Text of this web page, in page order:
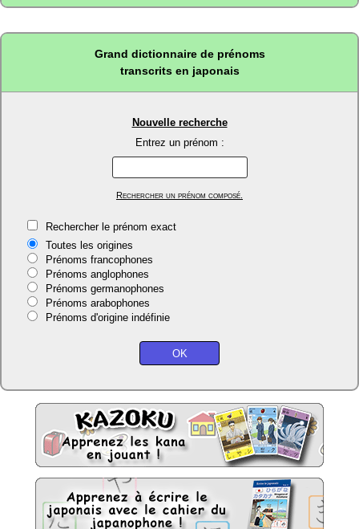
Grand dictionnaire de prénoms
transcrits en japonais
Nouvelle recherche
Entrez un prénom :
Rechercher un prénom composé.
Rechercher le prénom exact
Toutes les origines
Prénoms francophones
Prénoms anglophones
Prénoms germanophones
Prénoms arabophones
Prénoms d'origine indéfinie